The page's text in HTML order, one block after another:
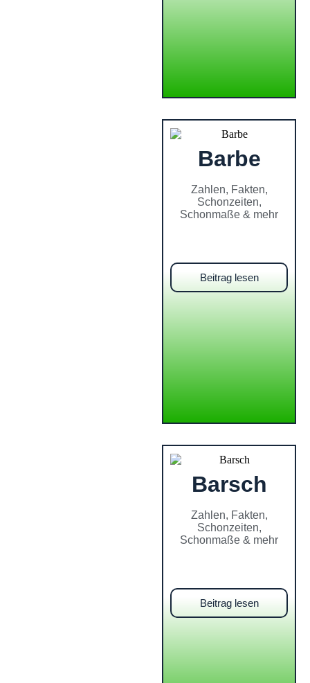
Barbe
Zahlen, Fakten,
Schonzeiten,
Schonmaße & mehr
Beitrag lesen
Barsch
Zahlen, Fakten,
Schonzeiten,
Schonmaße & mehr
Beitrag lesen